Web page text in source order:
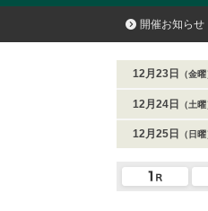
開催お知らせ
12月23日 （金曜
12月24日 （土曜
12月25日 （日曜